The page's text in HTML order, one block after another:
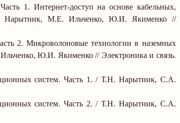
1. Интернет-доступ на основе кабельных,
Нарытник, М.Е. Ильченко, Ю.И. Якименко //
2. Микроволоновые технологии в наземных
Ю.И. Якименко // Электроника и связь.
систем. Часть 1. / Т.Н. Нарытник, С.А.
систем. Часть 2. / Т.Н. Нарытник, С.А.